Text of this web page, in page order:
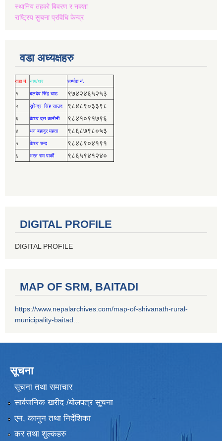
स्थानिय तहको बिवरण र नक्शा
राष्ट्रिय सुचना प्रविधि केन्द्र
वडा अध्यक्षहरु
वडा नं. नाम/थर सर्म्पक नं.
१ बलदेव सिंह चाड ९७४२४६५२५३
२ सुरेन्द्र सिंह साउद ९८४८९०३३९८
३ केशव दत्त कलौनी ९८४१०९१७९६
४ धन बहादुर महता ९८६८७९८०५३
५ केशव चन्द ९८४८९०४१९१
६ भरत राम पार्की ९८६५९४१२४०
DIGITAL PROFILE
DIGITAL PROFILE
MAP OF SRM, BAITADI
https://www.nepalarchives.com/map-of-shivanath-rural-
municipality-baitad...
सूचना
सूचना तथा समाचार
सार्वजनिक खरीद /बोलपत्र सूचना
एन, कानुन तथा निर्देशिका
कर तथा शुल्कहरु